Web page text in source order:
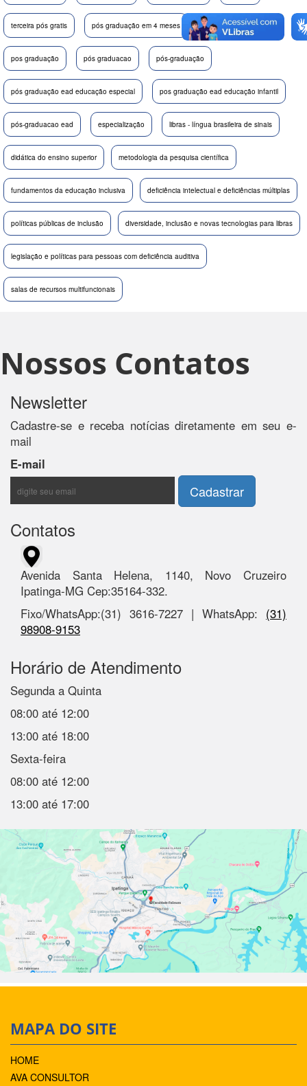
terceira pós gratis pós graduação em 4 meses pos graduação aba
pos graduação pós graduacao pós-graduação
pós graduação ead educação especial pos graduação ead educação infantil
pós-graduacao ead especialização libras - língua brasileira de sinais
didática do ensino superior metodologia da pesquisa científica
fundamentos da educação inclusiva deficiência intelectual e deficiências múltiplas
políticas públicas de inclusão diversidade, inclusão e novas tecnologias para libras
legislação e políticas para pessoas com deficiência auditiva
salas de recursos multifuncionais
Nossos Contatos
Newsletter
Cadastre-se e receba notícias diretamente em seu e-
mail
E-mail
Contatos
Avenida Santa Helena, 1140, Novo Cruzeiro
Ipatinga-MG Cep:35164-332.
Fixo/WhatsApp:(31) 3616-7227 | WhatsApp: (31)
98908-9153
Horário de Atendimento
Segunda a Quinta
08:00 até 12:00
13:00 até 18:00
Sexta-feira
08:00 até 12:00
13:00 até 17:00
MAPA DO SITE
HOME
AVA CONSULTOR